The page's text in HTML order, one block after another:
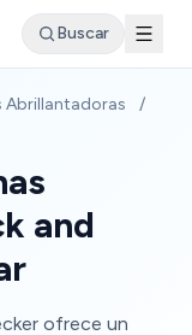
Buscar
Abrillantadoras
/
and
ofrece un